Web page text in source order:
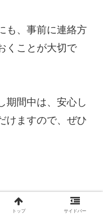
も、事前に連絡方
くことが大切で
期間中は、安心し
けますので、ぜひ
トップ サイドバー